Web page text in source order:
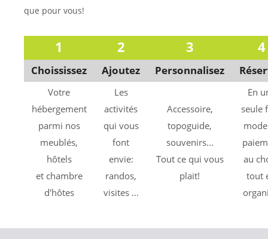
que pour vous!
1 2 3 4
Choississez Ajoutez Personnalisez
Votre
hébergement
parmi nos
meublés,
hôtels
et chambre
d'hôtes
Les
activités
qui vous
font
envie:
randos,
visites ...
Accessoire,
topoguide,
souvenirs...
Tout ce qui vous
plait!
En
seule
au
tout